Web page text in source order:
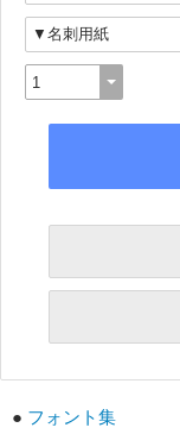
● フォント集